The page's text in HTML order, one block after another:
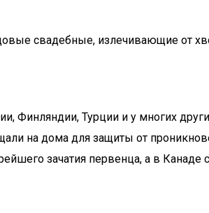
свадебные, излечивающие от
Финляндии, Турции и у многих
на дома для защиты от
зачатия первенца, а в